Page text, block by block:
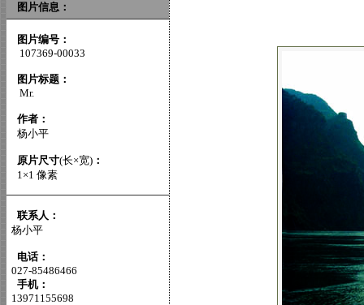
图片信息：
图片编号：
107369-00033
图片标题：
Mr.
作者：
杨小平
原片尺寸(长×宽) ：
1×1 像素
联系人：
杨小平
电话：
027-85486466
手机：
13971155698